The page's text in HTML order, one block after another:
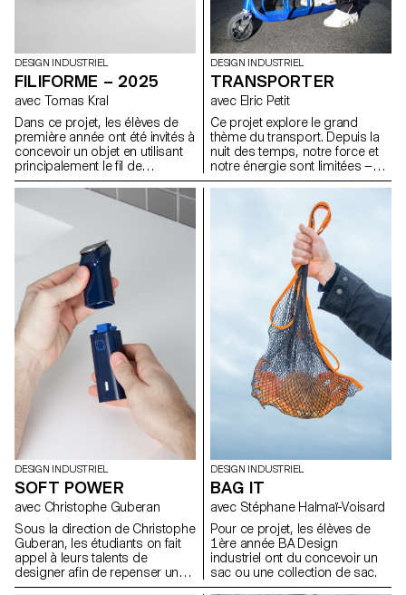
DESIGN INDUSTRIEL
FILIFORME – 2025
avec Tomas Kral
Dans ce projet, les élèves de
première année ont été invités à
concevoir un objet en utilisant
principalement le fil de
fercomme matériau de
création. L’objectif était
d’explorer les possibilités
expressives et structurelles de
cette matière linéaire et
malléable, en développant une
approche personnelle et
innovante. Plier, tordre, tresser
ou souder le fil devenait un
moyen d’expérimenter la forme,
l’équilibre et la légèreté, tout en
repensant la fonction de l’objet
à travers la contrainte du
matériau.
DESIGN INDUSTRIEL
TRANSPORTER
avec Elric Petit
Ce projet explore le grand
thème du transport. Depuis la
nuit des temps, notre force et
notre énergie sont limitées —
c’est pourquoi nous avons
pour déplacer les choses qui
nous entourent. Les élèves de
première année devaient
concevoir un objet capable de
déplacer ou de transporter
intelligemment et
confortablement les éléments
de leur choix.
DESIGN INDUSTRIEL
SOFT POWER
avec Christophe Guberan
Sous la direction de Christophe
Guberan, les étudiants on fait
appel à leurs talents de
designer afin de repenser un
objet du quotidient qui
DESIGN INDUSTRIEL
BAG IT
avec Stéphane Halmaï-Voisard
Pour ce projet, les élèves de
1ère année BA Design
industriel ont du concevoir un
sac ou une collection de sac.